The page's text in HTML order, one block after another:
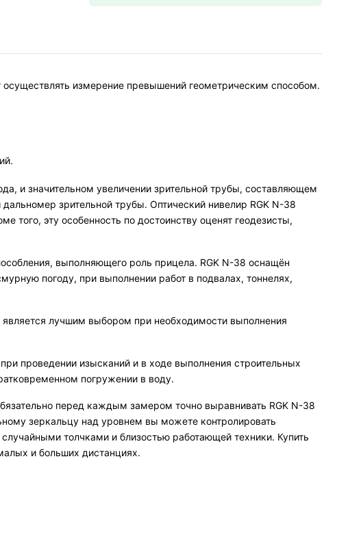
осуществлять измерение превышений геометрическим способом.
и значительном увеличении зрительной трубы, составляющем
зрительной трубы. Оптический нивелир RGK N-38
того, эту особенность по достоинству оценят геодезисты,
выполняющего роль прицела. RGK N-38 оснащён
погоду, при выполнении работ в подвалах, тоннелях,
лучшим выбором при необходимости выполнения
проведении изысканий и в ходе выполнения строительных
погружении в воду.
перед каждым замером точно выравнивать RGK N-38
зеркальцу над уровнем вы можете контролировать
толчками и близостью работающей техники. Купить
и больших дистанциях.